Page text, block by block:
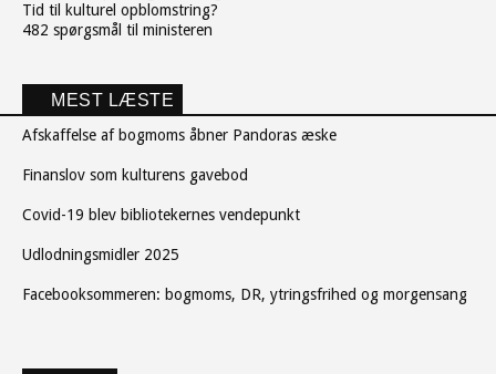
Tid til kulturel opblomstring?
482 spørgsmål til ministeren
MEST LÆSTE
Afskaffelse af bogmoms åbner Pandoras æske
Finanslov som kulturens gavebod
Covid-19 blev bibliotekernes vendepunkt
Udlodningsmidler 2025
Facebooksommeren: bogmoms, DR, ytringsfrihed og morgensang